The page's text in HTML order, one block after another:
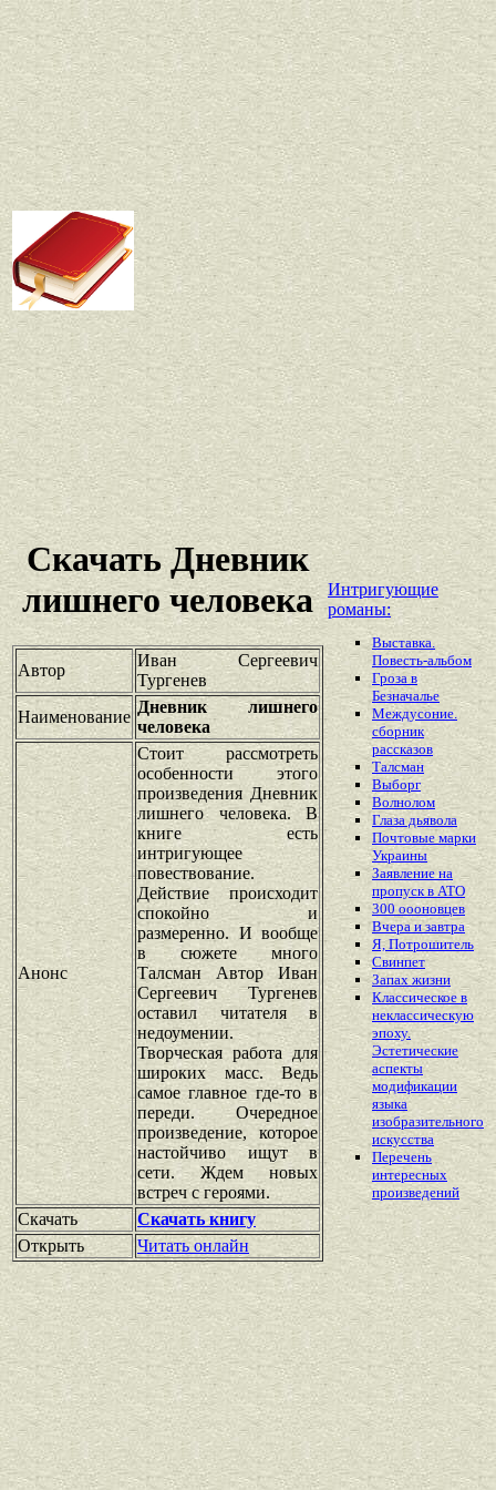
Скачать Дневник
лишнего человека
Автор
Иван Сергеевич
Тургенев
Наименование
Дневник лишнего
человека
Анонс
Стоит рассмотреть
особенности этого
произведения Дневник
лишнего человека. В
книге есть
интригующее
повествование.
Действие происходит
спокойно и
размеренно. И вообще
в сюжете много
Талсман Автор Иван
Сергеевич Тургенев
оставил читателя в
недоумении.
Творческая работа для
широких масс. Ведь
самое главное где-то в
переди. Очередное
произведение, которое
настойчиво ищут в
сети. Ждем новых
встреч с героями.
Скачать
Скачать книгу
Открыть
Читать онлайн
Интригующие
романы:
Выставка.
Повесть-альбом
Гроза в
Безначалье
Междусоние.
сборник
рассказов
Талсман
Выборг
Волнолом
Глаза дьявола
Почтовые марки
Украины
Заявление на
пропуск в АТО
300 оооновцев
Вчера и завтра
Я, Потрошитель
Свинпет
Запах жизни
Классическое в
неклассическую
эпоху.
Эстетические
аспекты
модификации
языка
изобразительного
искусства
Перечень
интересных
произведений